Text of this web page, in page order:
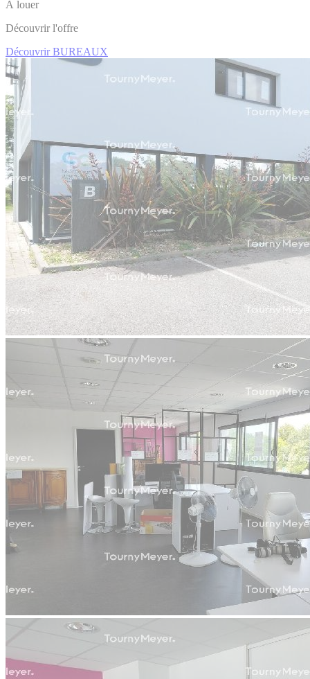
À louer
Découvrir l'offre
Découvrir BUREAUX